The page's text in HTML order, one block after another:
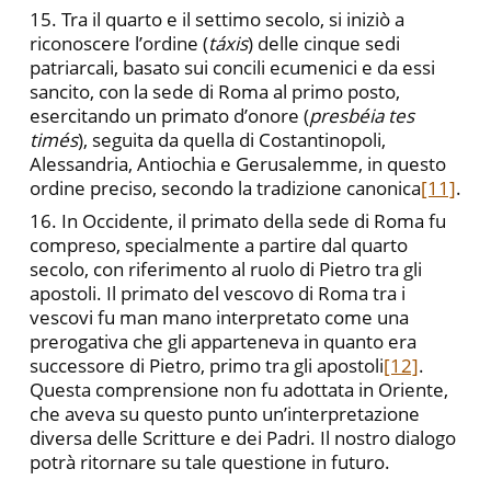
15. Tra il quarto e il settimo secolo, si iniziò a
riconoscere l’ordine (táxis) delle cinque sedi
patriarcali, basato sui concili ecumenici e da essi
sancito, con la sede di Roma al primo posto,
esercitando un primato d’onore (presbéia tes
timés), seguita da quella di Costantinopoli,
Alessandria, Antiochia e Gerusalemme, in questo
ordine preciso, secondo la tradizione canonica[11].
16. In Occidente, il primato della sede di Roma fu
compreso, specialmente a partire dal quarto
secolo, con riferimento al ruolo di Pietro tra gli
apostoli. Il primato del vescovo di Roma tra i
vescovi fu man mano interpretato come una
prerogativa che gli apparteneva in quanto era
successore di Pietro, primo tra gli apostoli[12].
Questa comprensione non fu adottata in Oriente,
che aveva su questo punto un’interpretazione
diversa delle Scritture e dei Padri. Il nostro dialogo
potrà ritornare su tale questione in futuro.